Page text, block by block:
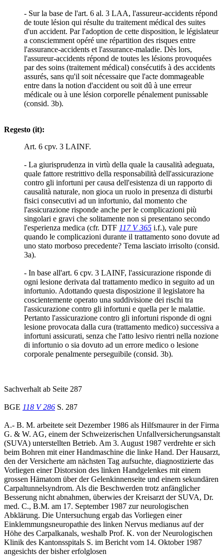
- Sur la base de l'art. 6 al. 3 LAA, l'assureur-accidents répond
de toute lésion qui résulte du traitement médical des suites
d'un accident. Par l'adoption de cette disposition, le législateur
a consciemment opéré une répartition des risques entre
l'assurance-accidents et l'assurance-maladie. Dès lors,
l'assureur-accidents répond de toutes les lésions provoquées
par des soins (traitement médical) consécutifs à des accidents
assurés, sans qu'il soit nécessaire que l'acte dommageable
entre dans la notion d'accident ou soit dû à une erreur
médicale ou à une lésion corporelle pénalement punissable
(consid. 3b).
Regesto (it):
Art. 6 cpv. 3 LAINF.
- La giurisprudenza in virtù della quale la causalità adeguata,
quale fattore restrittivo della responsabilità dell'assicurazione
contro gli infortuni per causa dell'esistenza di un rapporto di
causalità naturale, non gioca un ruolo in presenza di disturbi
fisici consecutivi ad un infortunio, dal momento che
l'assicurazione risponde anche per le complicazioni più
singolari e gravi che solitamente non si presentano secondo
l'esperienza medica (cfr. DTF 117 V 365 i.f.), vale pure
quando le complicazioni durante il trattamento sono dovute ad
uno stato morboso precedente? Tema lasciato irrisolto (consid.
3a).
- In base all'art. 6 cpv. 3 LAINF, l'assicurazione risponde di
ogni lesione derivata dal trattamento medico in seguito ad un
infortunio. Adottando questa disposizione il legislatore ha
coscientemente operato una suddivisione dei rischi tra
l'assicurazione contro gli infortuni e quella per le malattie.
Pertanto l'assicurazione contro gli infortuni risponde di ogni
lesione provocata dalla cura (trattamento medico) successiva a
infortuni assicurati, senza che l'atto lesivo rientri nella nozione
di infortunio o sia dovuto ad un errore medico o lesione
corporale penalmente perseguibile (consid. 3b).
Sachverhalt ab Seite 287
BGE 118 V 286 S. 287
A.- B. M. arbeitete seit Dezember 1986 als Hilfsmaurer in der Firma
G. & W. AG, einem der Schweizerischen Unfallversicherungsanstalt
(SUVA) unterstellten Betrieb. Am 3. August 1987 verdrehte er sich
beim Bohren mit einer Handmaschine die linke Hand. Der Hausarzt,
den der Versicherte am nächsten Tag aufsuchte, diagnostizierte das
Vorliegen einer Distorsion des linken Handgelenkes mit einem
grossen Hämatom über der Gelenkinnenseite und einem sekundären
Carpaltunnelsyndrom. Als die Beschwerden trotz anfänglicher
Besserung nicht abnahmen, überwies der Kreisarzt der SUVA, Dr.
med. C., B.M. am 17. September 1987 zur neurologischen
Abklärung. Die Untersuchung ergab das Vorliegen einer
Einklemmungsneuropathie des linken Nervus medianus auf der
Höhe des Carpalkanals, weshalb Prof. K. von der Neurologischen
Klinik des Kantonsspitals S. im Bericht vom 14. Oktober 1987
angesichts der bisher erfolglosen